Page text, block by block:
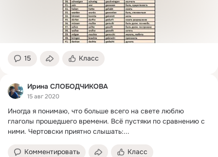
15 Класс
Ирина СЛОБОДЧИКОВА
15 авг 2020
Иногда я понимаю, что больше всего на свете люблю
глаголы прошедшего времени. Всё пустяки по сравнению с
ними. Чертовски приятно слышать:...
Комментировать Класс